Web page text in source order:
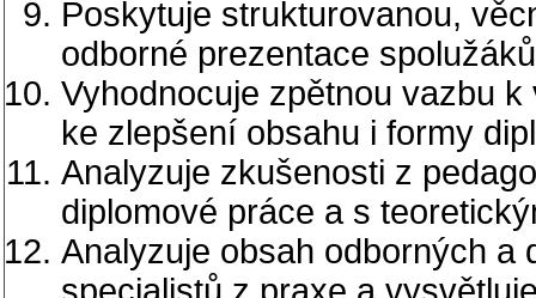
Poskytuje strukturovanou,
odborné prezentace
Vyhodnocuje zpětnou vazbu
ke zlepšení obsahu i formy
Analyzuje zkušenosti z
diplomové práce a s
Analyzuje obsah odborných a